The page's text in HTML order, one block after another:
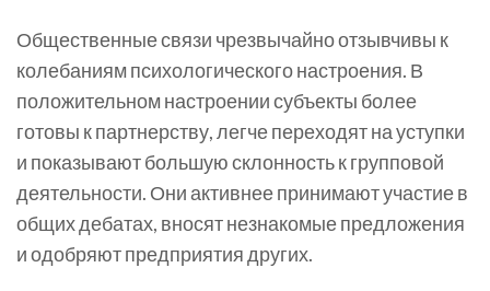
Общественные связи чрезвычайно отзывчивы к
колебаниям психологического настроения. В
положительном настроении субъекты более
готовы к партнерству, легче переходят на уступки
и показывают большую склонность к групповой
деятельности. Они активнее принимают участие в
общих дебатах, вносят незнакомые предложения
и одобряют предприятия других.